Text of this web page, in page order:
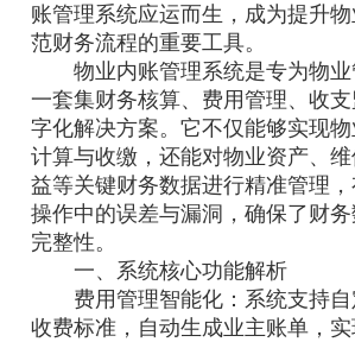
账管理系统应运而生，成为提升
范财务流程的重要工具。
物业内账管理系统是专为物业
一套集财务核算、费用管理、收
字化解决方案。它不仅能够实现
计算与收缴，还能对物业资产、
益等关键财务数据进行精准管理
操作中的误差与漏洞，确保了财
完整性。
一、系统核心功能解析
费用管理智能化：系统支持自
收费标准，自动生成业主账单，